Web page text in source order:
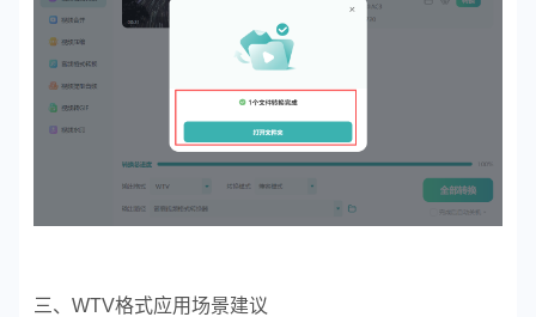
三、WTV格式应用场景建议